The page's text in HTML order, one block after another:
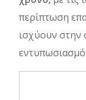
περίπτωση
ισχύουν στην